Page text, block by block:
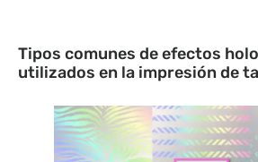
Tipos comunes de efectos
utilizados en la impresión de